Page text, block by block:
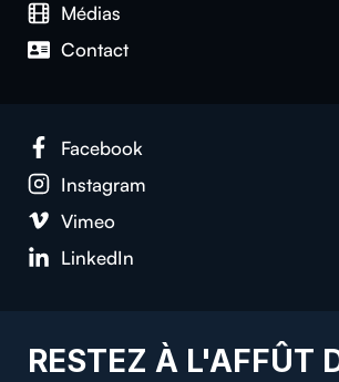
Médias
Contact
Facebook
Instagram
Vimeo
LinkedIn
RESTEZ À L'AFFÛT